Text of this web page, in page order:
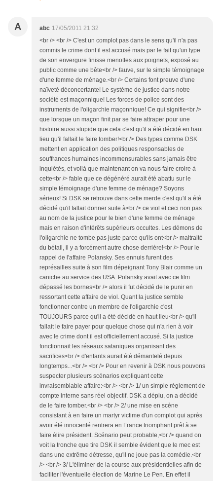
A abc 17/05/2011 21:32
<br /> <br /> C'est un complot pas dans le sens qu'il n'a pas
commis le crime dont il est accusé mais par le fait qu'un type
de son envergure finisse menottes aux poignets, exposé au
public comme une bête<br /> fauve, sur le simple témoignage
d'une femme de ménage.<br /> Certains font preuve d'une
naïveté déconcertante! Le système de justice dans notre
société est maçonnique! Les forces de police sont des
instruments de l'oligarchie maçonnique! Ce qui signifie<br />
que lorsque un maçon finit par se faire attraper pour une
histoire aussi stupide que cela c'est qu'il a été décidé en haut
lieu qu'il fallait le faire tomber!<br /> Des types comme DSK
mettent en application des politiques responsables de
souffrances humaines incommensurables sans jamais être
inquiétés, et voilà que maintenant on va nous faire croire à
cette<br /> fable que ce dégénéré aurait été abattu sur le
simple témoignage d'une femme de ménage? Soyons
sérieux! Si DSK se retrouve dans cette merde c'est qu'il a été
décidé qu'il fallait donner suite à<br /> ce viol et ceci non pas
au nom de la justice pour le bien d'une femme de ménage
mais en raison d'intérêts supérieurs occultes. Les démons de
l'oligarchie ne tombe pas juste parce qu'ils ont<br /> maltraité
du bétail, il y a forcément autre chose derrière!<br /> Pour le
rappel de l'affaire Polansky. Ses ennuis furent des
représailles suite à son film dépeignant Tony Blair comme un
caniche au service des USA. Polansky avait avec ce film
dépassé les bornes<br /> alors il fut décidé de le punir en
ressortant cette affaire de viol. Quant la justice semble
fonctionner contre un membre de l'oligarchie c'est
TOUJOURS parce qu'il a été décidé en haut lieu<br /> qu'il
fallait le faire payer pour quelque chose qui n'a rien à voir
avec le crime dont il est officiellement accusé. Si la justice
fonctionnait les réseaux sataniques organisant des
sacrifices<br /> d'enfants aurait été démantelé depuis
longtemps...<br /> <br /> Pour en revenir à DSK nous pouvons
suspecter plusieurs scénarios expliquant cette
invraisemblable affaire:<br /> <br /> 1/ un simple règlement de
compte interne sans réel objectif. DSK a déplu, on a décidé
de le faire tomber.<br /> <br /> 2/ une mise en scène
consistant à en faire un martyr victime d'un complot qui après
avoir été innocenté rentrera en France triomphant prêt à se
faire élire président. Scénario peut probable,<br /> quand on
voit la tronche que tire DSK il semble évident que le mec est
dans une extrême détresse, qu'il ne joue pas la comédie.<br
/> <br /> 3/ L'éliminer de la course aux présidentielles afin de
faciliter l'éventuelle élection de Marine Le Pen. En effet il